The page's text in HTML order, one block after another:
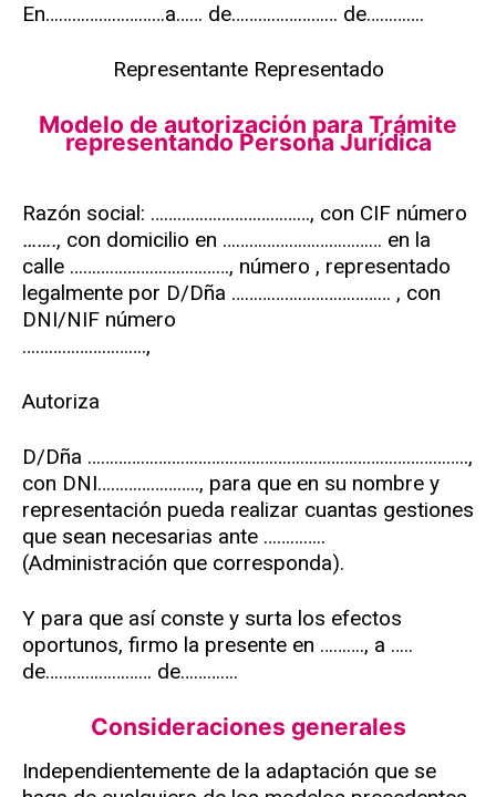
En………………………a…… de…………………… de………….
Representante Representado
Modelo de autorización para Trámite
representando Persona Jurídica
Razón social: ………………………………, con CIF número
……., con domicilio en ……………………………… en la
calle ………………………………, número , representado
legalmente por D/Dña ……………………………… , con
DNI/NIF número
……………………….,
Autoriza
D/Dña …………………………………………………………………………..,
con DNI………………….., para que en su nombre y
representación pueda realizar cuantas gestiones
que sean necesarias ante …………..
(Administración que corresponda).
Y para que así conste y surta los efectos
oportunos, firmo la presente en ………., a …..
de…………………… de………….
Consideraciones generales
Independientemente de la adaptación que se